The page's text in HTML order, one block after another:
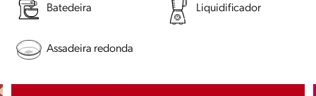
Batedeira Liquidificador
Assadeira redonda